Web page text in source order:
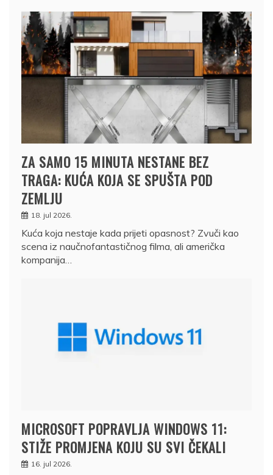
ZA SAMO 15 MINUTA NESTANE BEZ
TRAGA: KUĆA KOJA SE SPUŠTA POD
ZEMLJU
18. jul 2026.
Kuća koja nestaje kada prijeti opasnost? Zvuči kao
scena iz naučnofantastičnog filma, ali američka
kompanija…
MICROSOFT POPRAVLJA WINDOWS 11:
STIŽE PROMJENA KOJU SU SVI ČEKALI
16. jul 2026.